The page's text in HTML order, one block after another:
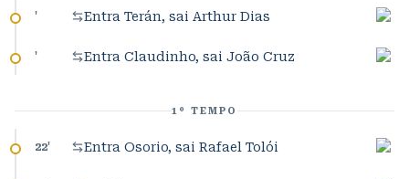
' Entra Terán, sai Arthur Dias
' Entra Claudinho, sai João Cruz
1º TEMPO
22' Entra Osorio, sai Rafael Tolói